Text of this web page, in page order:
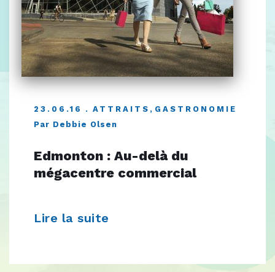
23.06.16 ATTRAITS , GASTRONOMIE
Par Debbie Olsen
Edmonton : Au-delà du
mégacentre commercial
Lire la suite